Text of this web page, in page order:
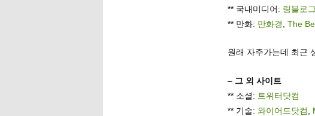
** 국내미디어: 링블로그
** 만화: 만화경 The
원래 자주가는데 최근
– 그 외 사이트
** 소셜: 트위터닷컴
** 기술: 와이어드닷컴